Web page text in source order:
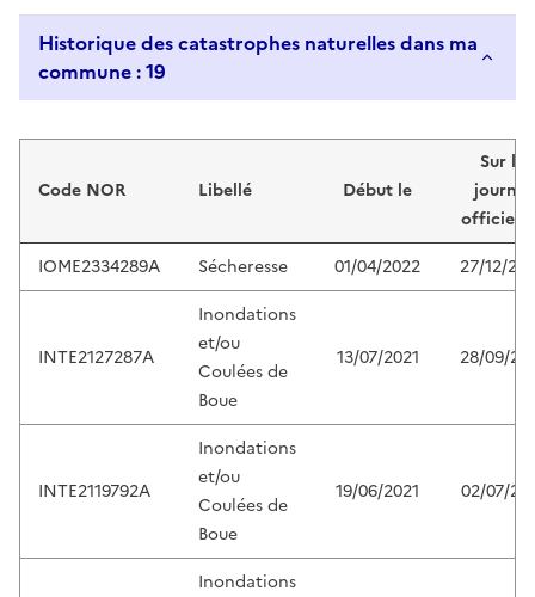
Historique des catastrophes naturelles dans ma
commune : 19
Code NOR Libellé Début le
Sur le
journal
officiel
IOME2334289A
Sécheresse 01/04/2022 27/12/
INTE2127287A
Inondations
et/ou
Coulées de
Boue
13/07/2021 28/09/
INTE2119792A
Inondations
et/ou
Coulées de
Boue
19/06/2021 02/07/
Inondations